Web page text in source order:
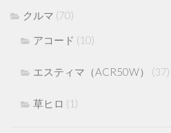
クルマ (70)
アコード (10)
エスティマ（ACR50W） (37)
草ヒロ (1)